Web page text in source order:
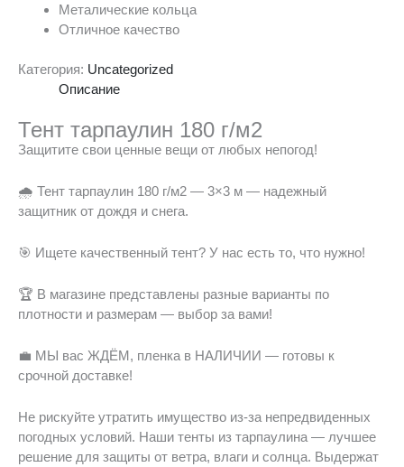
Металические кольца
Отличное качество
Категория: Uncategorized
Описание
Тент тарпаулин 180 г/м2
Защитите свои ценные вещи от любых непогод!
🌧️ Тент тарпаулин 180 г/м2 — 3×3 м — надежный
защитник от дождя и снега.
🎯 Ищете качественный тент? У нас есть то, что нужно!
🏆 В магазине представлены разные варианты по
плотности и размерам — выбор за вами!
💼 МЫ вас ЖДЁМ, пленка в НАЛИЧИИ — готовы к
срочной доставке!
Не рискуйте утратить имущество из-за непредвиденных
погодных условий. Наши тенты из тарпаулина — лучшее
решение для защиты от ветра, влаги и солнца. Выдержат